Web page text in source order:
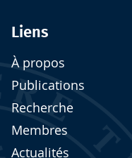
Liens
À propos
Publications
Recherche
Membres
Actualités